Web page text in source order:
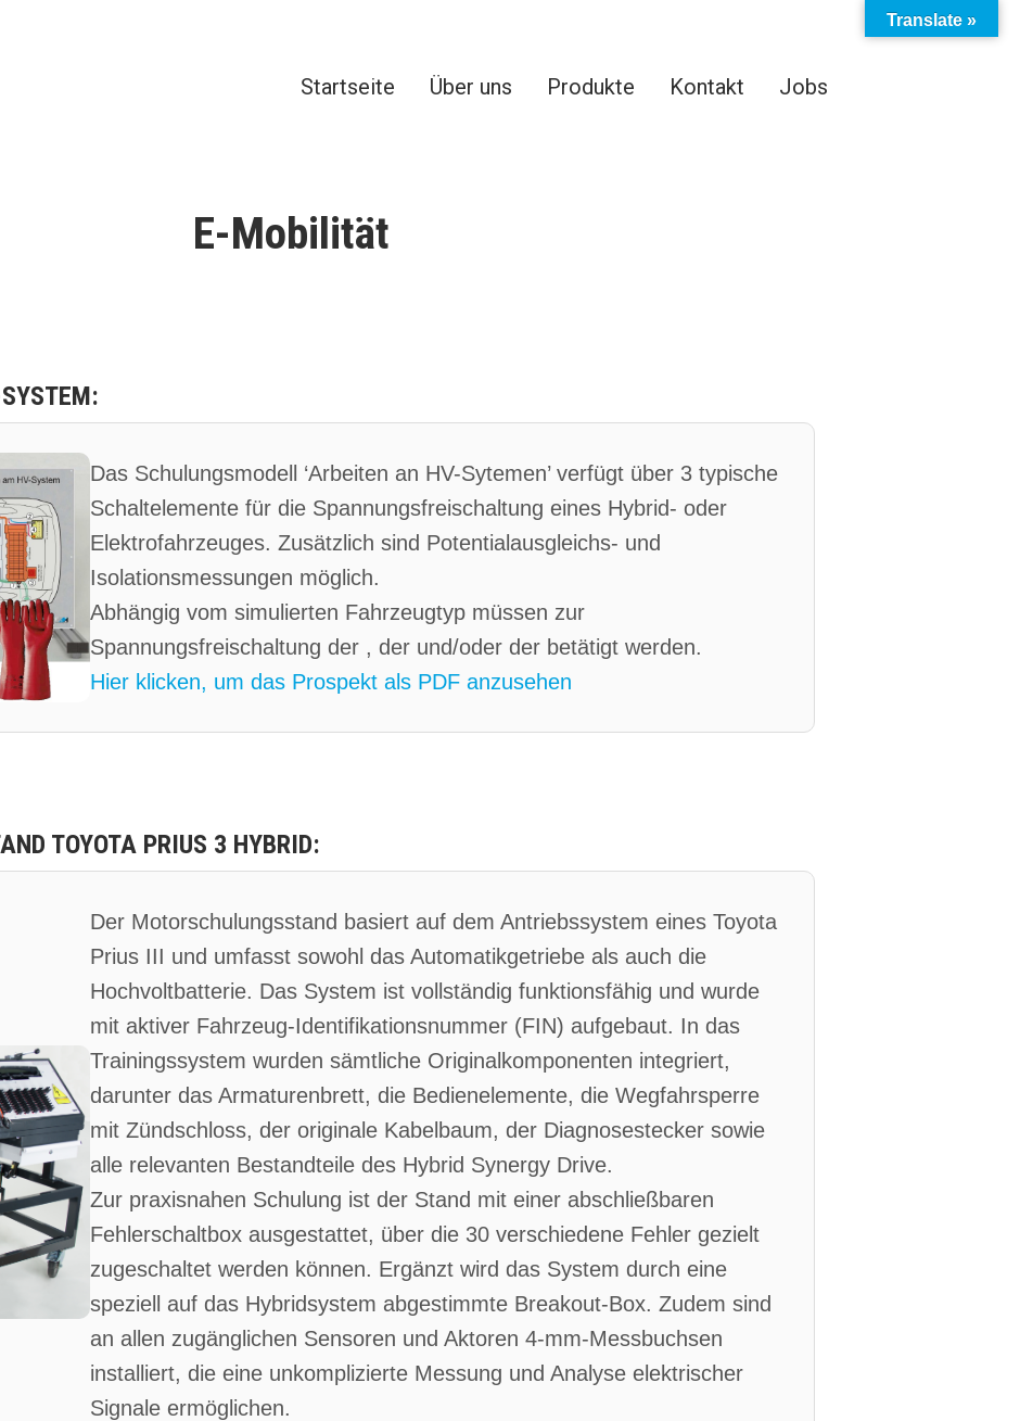
Startseite Über uns Produkte Kontakt Jobs
E-Mobilität
Das Schulungsmodell ‘Arbeiten an HV-Sytemen’ verfügt über 3 typische
Schaltelemente für die Spannungsfreischaltung eines Hybrid- oder
Elektrofahrzeuges. Zusätzlich sind Potentialausgleichs- und
Isolationsmessungen möglich.
Abhängig vom simulierten Fahrzeugtyp müssen zur
Spannungsfreischaltung der , der und/oder der betätigt werden.
Hier klicken, um das Prospekt als PDF anzusehen
TOYOTA PRIUS 3 HYBRID:
Der Motorschulungsstand basiert auf dem Antriebssystem eines Toyota
Prius III und umfasst sowohl das Automatikgetriebe als auch die
Hochvoltbatterie. Das System ist vollständig funktionsfähig und wurde
mit aktiver Fahrzeug-Identifikationsnummer (FIN) aufgebaut. In das
Trainingssystem wurden sämtliche Originalkomponenten integriert,
darunter das Armaturenbrett, die Bedienelemente, die Wegfahrsperre
mit Zündschloss, der originale Kabelbaum, der Diagnosestecker sowie
alle relevanten Bestandteile des Hybrid Synergy Drive.
Zur praxisnahen Schulung ist der Stand mit einer abschließbaren
Fehlerschaltbox ausgestattet, über die 30 verschiedene Fehler gezielt
zugeschaltet werden können. Ergänzt wird das System durch eine
speziell auf das Hybridsystem abgestimmte Breakout-Box. Zudem sind
an allen zugänglichen Sensoren und Aktoren 4-mm-Messbuchsen
installiert, die eine unkomplizierte Messung und Analyse elektrischer
Signale ermöglichen.
Translate »